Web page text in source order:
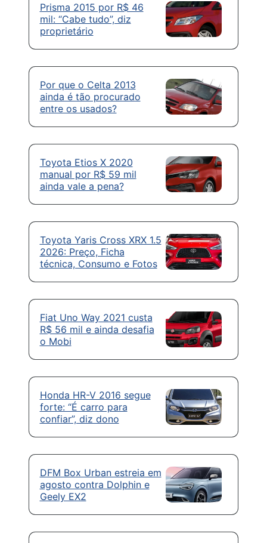
Prisma 2015 por R$ 46
mil: “Cabe tudo”, diz
proprietário
Por que o Celta 2013
ainda é tão procurado
entre os usados?
Toyota Etios X 2020
manual por R$ 59 mil
ainda vale a pena?
Toyota Yaris Cross XRX 1.5
2026: Preço, Ficha
técnica, Consumo e Fotos
Fiat Uno Way 2021 custa
R$ 56 mil e ainda desafia
o Mobi
Honda HR-V 2016 segue
forte: “É carro para
confiar”, diz dono
DFM Box Urban estreia em
agosto contra Dolphin e
Geely EX2